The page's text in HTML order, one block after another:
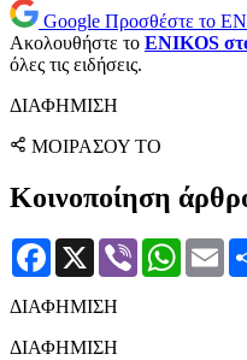
Google Προσθέστε το
Ακολουθήστε το ENIKOS
όλες τις ειδήσεις.
ΔΙΑΦΗΜΙΣΗ
ΜΟΙΡΑΣΟΥ ΤΟ
Κοινοποίηση
Facebook
X Viber
ΔΙΑΦΗΜΙΣΗ
ΔΙΑΦΗΜΙΣΗ